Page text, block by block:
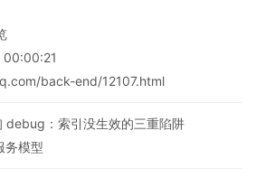
back-end/12107.html
debug：索引没生效的三重陷阱
务模型